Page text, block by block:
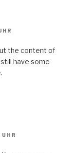
the content of
have some